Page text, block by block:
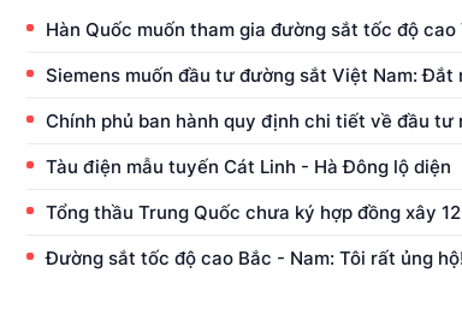
Hàn Quốc muốn tham gia đường sắt tốc độ cao
Siemens muốn đầu tư đường sắt Việt Nam:
Chính phủ ban hành quy định chi tiết về đầu tư
Tàu điện mẫu tuyến Cát Linh - Hà Đông lộ diện
Tổng thầu Trung Quốc chưa ký hợp đồng xây
Đường sắt tốc độ cao Bắc - Nam: Tôi rất ủng